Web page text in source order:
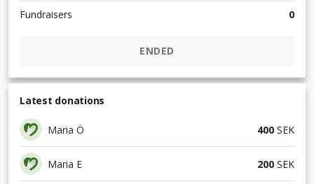
Fundraisers
0
ENDED
Latest donations
Maria Ö 400 SEK
Maria E 200 SEK